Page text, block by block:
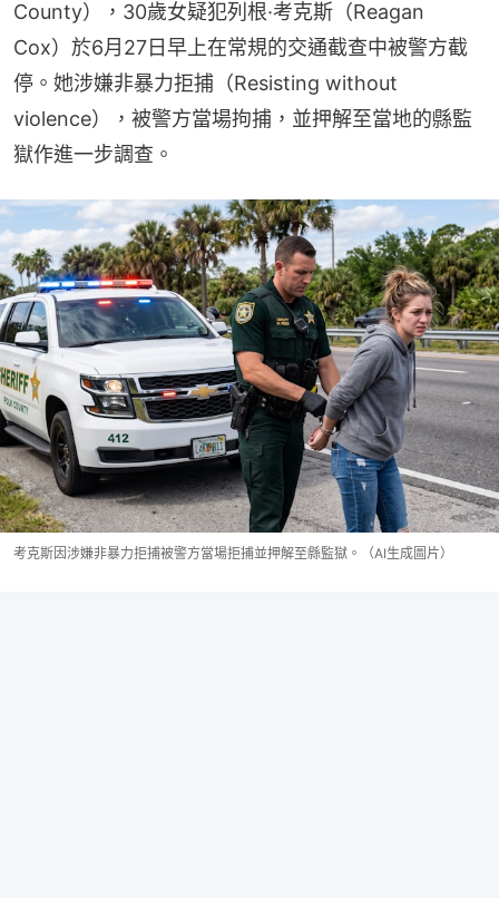
County），30歲女疑犯列根·考克斯（Reagan
Cox）於6月27日早上在常規的交通截查中被警方截
停。她涉嫌非暴力拒捕（Resisting without
violence），被警方當場拘捕，並押解至當地的縣監
獄作進一步調查。
考克斯因涉嫌非暴力拒捕被警方當場拒捕並押解至縣監獄。（AI生成圖片）